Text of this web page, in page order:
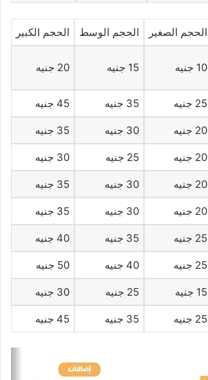
الحجم الصغير الحجم الوسط الحجم الكبير
10 جنيه 15 جنيه 20 جنيه
25 جنيه 35 جنيه 45 جنيه
20 جنيه 30 جنيه 35 جنيه
20 جنيه 25 جنيه 30 جنيه
20 جنيه 30 جنيه 35 جنيه
20 جنيه 30 جنيه 35 جنيه
25 جنيه 35 جنيه 40 جنيه
25 جنيه 40 جنيه 50 جنيه
15 جنيه 25 جنيه 30 جنيه
25 جنيه 35 جنيه 45 جنيه